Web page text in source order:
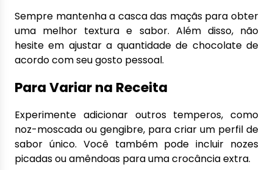
Sempre mantenha a casca das maçãs para obter
uma melhor textura e sabor. Além disso, não
hesite em ajustar a quantidade de chocolate de
acordo com seu gosto pessoal.
Para Variar na Receita
Experimente adicionar outros temperos, como
noz-moscada ou gengibre, para criar um perfil de
sabor único. Você também pode incluir nozes
picadas ou amêndoas para uma crocância extra.